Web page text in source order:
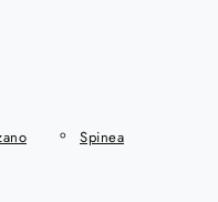
Spinea